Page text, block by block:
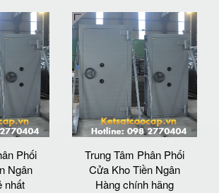
Phối
Ngân
nhất
Trung Tâm Phân Phối
Cửa Kho Tiền Ngân
Hàng chính hãng